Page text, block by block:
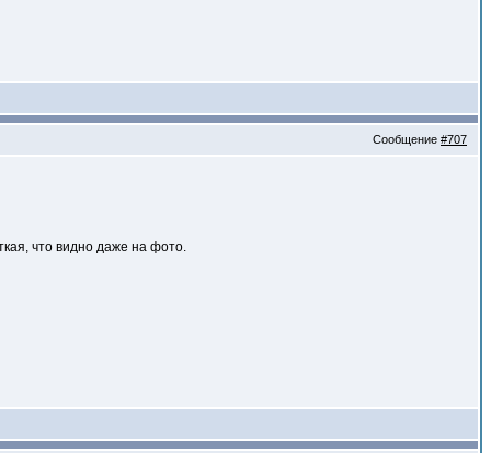
Сообщение #707
что видно даже на фото.